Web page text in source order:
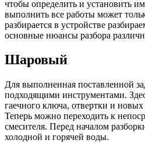
чтобы определить и установить
выполнить все работы может
разбирается в устройстве
основные нюансы разбора
Шаровый
Для выполненная поставленной
подходящими инструментами.
гаечного ключа, отвертки и
Теперь можно переходить к
смесителя. Перед началом
холодной и горячей воды.